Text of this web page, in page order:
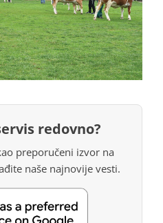
redovno?
preporučeni izvor na
naše najnovije vesti.